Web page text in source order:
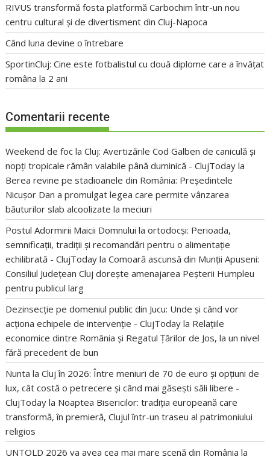
RIVUS transformă fosta platformă Carbochim într-un nou
centru cultural și de divertisment din Cluj-Napoca
Când luna devine o întrebare
SportinCluj: Cine este fotbalistul cu două diplome care a învățat
româna la 2 ani
Comentarii recente
Weekend de foc la Cluj: Avertizările Cod Galben de caniculă și
nopți tropicale rămân valabile până duminică - ClujToday la
Berea revine pe stadioanele din România: Președintele
Nicușor Dan a promulgat legea care permite vânzarea
băuturilor slab alcoolizate la meciuri
Postul Adormirii Maicii Domnului la ortodocși: Perioada,
semnificații, tradiții și recomandări pentru o alimentație
echilibrată - ClujToday laComoară ascunsă din Munții Apuseni:
Consiliul Județean Cluj dorește amenajarea Peșterii Humpleu
pentru publicul larg
Dezinsecție pe domeniul public din Jucu: Unde și când vor
acționa echipele de intervenție - ClujToday la Relațiile
economice dintre România și Regatul Țărilor de Jos, la un nivel
fără precedent de bun
Nunta la Cluj în 2026: Între meniuri de 70 de euro și opțiuni de
lux, cât costă o petrecere și când mai găsești săli libere -
ClujToday la Noaptea Bisericilor: tradiția europeană care
transformă, în premieră, Clujul într-un traseu al patrimoniului
religios
UNTOLD 2026 va avea cea mai mare scenă din România la